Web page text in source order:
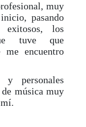
muy
pasando
los
tuve que
me encuentro
y personales
música muy